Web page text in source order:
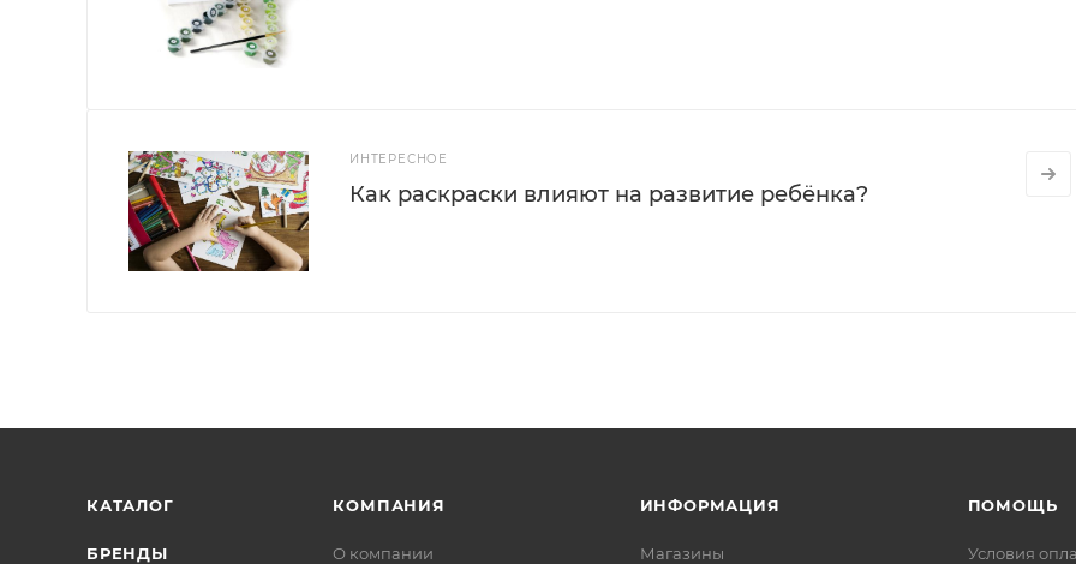
ИНТЕРЕСНОЕ
Как раскраски влияют на развитие ребёнка?
КАТАЛОГ
БРЕНДЫ
КОМПАНИЯ
О компании
ИНФОРМАЦИЯ
Магазины
ПОМОЩЬ
Условия